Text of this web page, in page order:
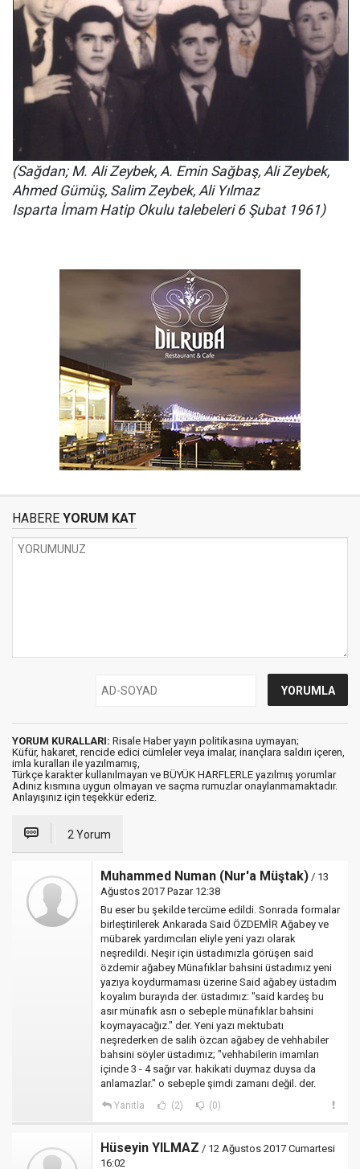
(Sağdan; M. Ali Zeybek, A. Emin Sağbaş, Ali Zeybek,
Ahmed Gümüş, Salim Zeybek, Ali Yılmaz
Isparta İmam Hatip Okulu talebeleri 6 Şubat 1961)
HABERE YORUM KAT
YORUM KURALLARI: Risale Haber yayın politikasına uymayan;
Küfür, hakaret, rencide edici cümleler veya imalar, inançlara saldırı içeren,
imla kuralları ile yazılmamış,
Türkçe karakter kullanılmayan ve BÜYÜK HARFLERLE yazılmış yorumlar
Adınız kısmına uygun olmayan ve saçma rumuzlar onaylanmamaktadır.
Anlayışınız için teşekkür ederiz.
2 Yorum
Muhammed Numan (Nur'a Müştak) / 13
Ağustos 2017 Pazar 12:38
Bu eser bu şekilde tercüme edildi. Sonrada formalar
birleştirilerek Ankarada Said ÖZDEMİR Ağabey ve
mübarek yardımcıları eliyle yeni yazı olarak
neşredildi. Neşir için üstadımızla görüşen said
özdemir ağabey Münafıklar bahsini üstadımız yeni
yazıya koydurmaması üzerine Said ağabey üstadım
koyalım burayıda der. üstadımız: "said kardeş bu
asır münafık asrı o sebeple münafıklar bahsini
koymayacağız." der. Yeni yazı mektubatı
neşrederken de salih özcan ağabey de vehhabiler
bahsini söyler üstadımız; "vehhabilerin imamları
içinde 3 - 4 sağır var. hakikati duymaz duysa da
anlamazlar." o sebeple şimdi zamanı değil. der.
Yanıtla (2) (0)
Hüseyin YILMAZ / 12 Ağustos 2017 Cumartesi
16:02